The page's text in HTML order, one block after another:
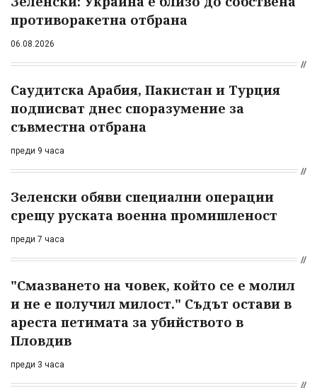
противоракетна отбрана
06.08.2026
Саудитска Арабия, Пакистан и Турция
подписват днес споразумение за
съвместна отбрана
преди 9 часа
Зеленски обяви специални операции
срещу руската военна промишленост
преди 7 часа
"Смазването на човек, който се е молил
и не е получил милост." Съдът остави в
ареста петимата за убийството в
Пловдив
преди 3 часа